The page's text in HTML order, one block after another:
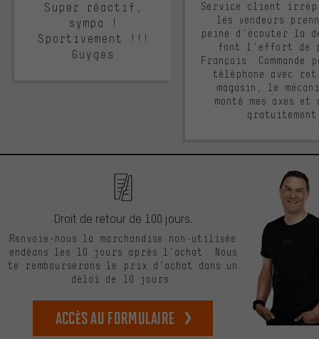
Super réactif,
sympa !
Sportivement !!!
Guyges
Service client
les vendeurs
peine d'écouter la
font l'effort de
Français. Commande
téléphone avec
magasin, le
monté mes axes et
Droit de retour de 100 jours.
Renvoie-nous la marchandise non-utilisée
endéans les 10 jours après l’achat. Nous
te rembourserons le prix d’achat dans un
délai de 10 jours.
Accès au formulaire